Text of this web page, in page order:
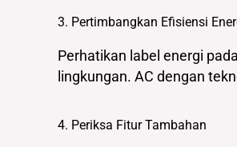
3. Pertimbangkan Efisiensi
Perhatikan label energi
lingkungan. AC dengan
4. Periksa Fitur Tambahan